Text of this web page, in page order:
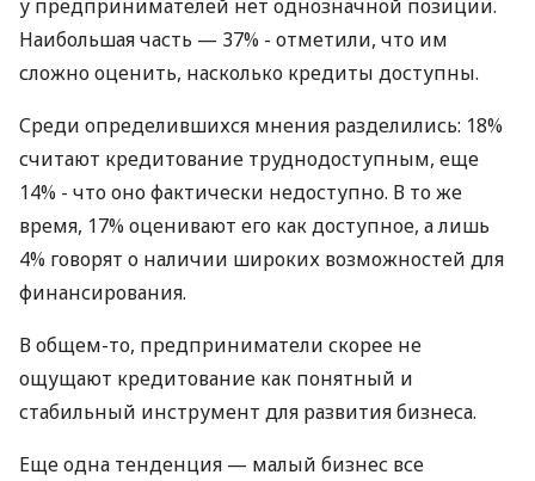
у предпринимателей нет однозначной позиции.
Наибольшая часть — 37% - отметили, что им
сложно оценить, насколько кредиты доступны.
Среди определившихся мнения разделились: 18%
считают кредитование труднодоступным, еще
14% - что оно фактически недоступно. В то же
время, 17% оценивают его как доступное, а лишь
4% говорят о наличии широких возможностей для
финансирования.
В общем-то, предприниматели скорее не
ощущают кредитование как понятный и
стабильный инструмент для развития бизнеса.
Еще одна тенденция — малый бизнес все